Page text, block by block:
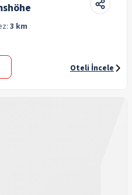
3 km
Oteli İncele